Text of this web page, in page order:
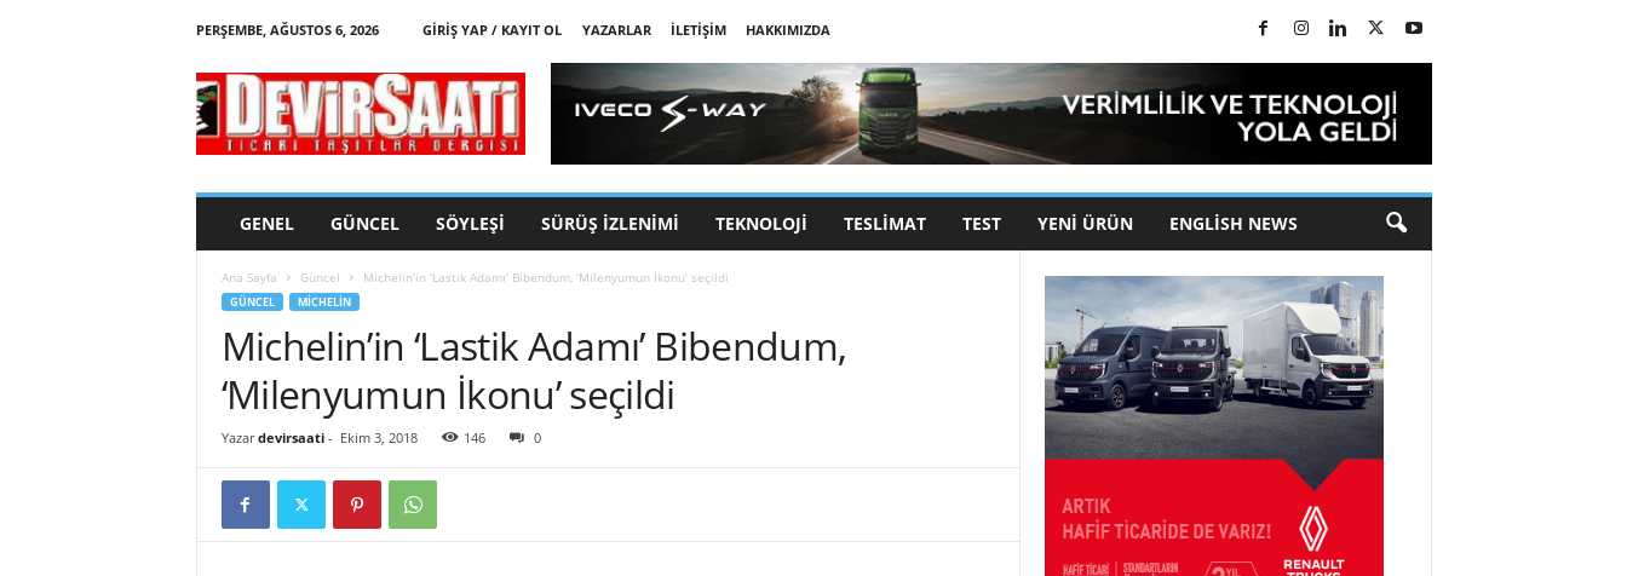
PERŞEMBE, AĞUSTOS 6, 2026 GIRIŞ YAP / KAYIT OL YAZARLAR İLETIŞIM
HAKKIMIZDA
e
v
i
r
GENEL GÜNCEL SÖYLEŞI SÜRÜŞ İZLENIMI TEKNOLOJI TESLIMAT TEST YENI ÜRÜN ENGLISH NEWS
Ana Sayfa Güncel Michelin’in ‘Lastik Adamı’ Bibendum, ‘Milenyumun İkonu’ seçildi
GÜNCEL MICHELIN
Michelin’in ‘Lastik Adamı’ Bibendum,
‘Milenyumun İkonu’ seçildi
Yazar devirsaati- Ekim 3, 2018 146 0